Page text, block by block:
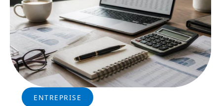
ENTREPRISE